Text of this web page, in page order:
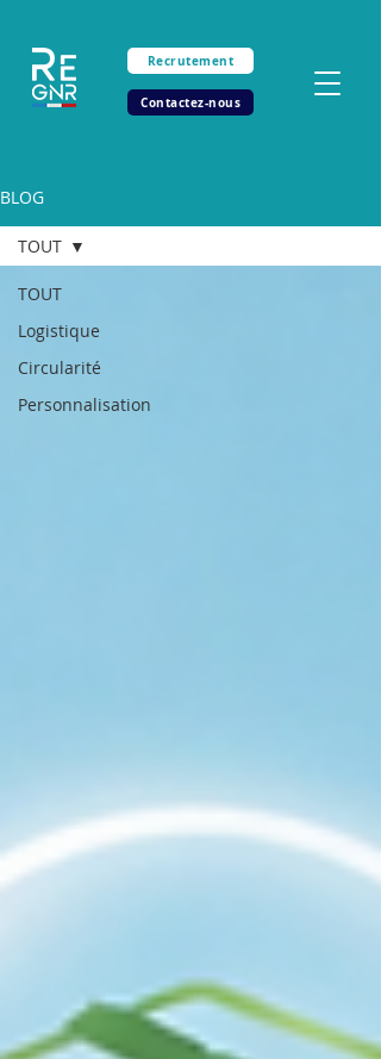
Recrutement
Contactez-nous
BLOG
TOUT
Logistique
Circularité
Personnalisation
TOUT